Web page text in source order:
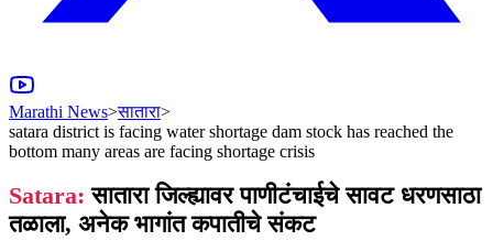
Marathi News>सातारा>
satara district is facing water shortage dam stock has reached the
bottom many areas are facing shortage crisis
Satara: सातारा जिल्ह्यावर पाणीटंचाईचे सावट धरणसाठा
तळाला, अनेक भागांत कपातीचे संकट